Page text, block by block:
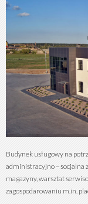
Budynek usługowy na
administracyjno – socjalna
magazyny, warsztat
zagospodarowaniu m.in.